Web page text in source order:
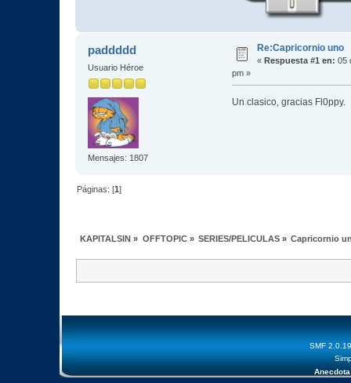
paddddd
Usuario Héroe
Mensajes: 1807
Re:Capricornio uno
« Respuesta #1 en: 05
pm »
Un clasico, gracias Fl0ppy.
Páginas: [1]
KAPITALSIN » OFFTOPIC» SERIES/PELICULAS» Capricornio
SMF 2.0.19
Anecdota